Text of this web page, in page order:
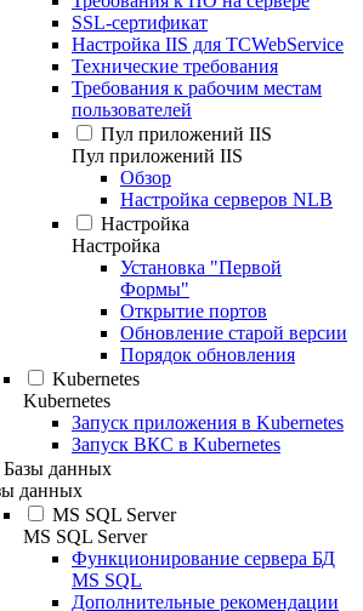
SSL-сертификат
Настройка IIS для TCWebService
Технические требования
Требования к рабочим местам
пользователей
Пул приложений IIS
Пул приложений IIS
Обзор
Настройка серверов NLB
Настройка
Настройка
Установка "Первой
Формы"
Открытие портов
Обновление старой версии
Порядок обновления
Kubernetes
Kubernetes
Запуск приложения в Kubernetes
Запуск ВКС в Kubernetes
Базы данных
данных
MS SQL Server
MS SQL Server
Функционирование сервера БД
MS SQL
Дополнительные рекомендации